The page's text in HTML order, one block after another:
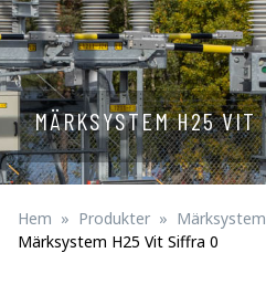
MÄRKSYSTEM H25 VIT
Hem Produkter Märksystem
Märksystem H25 Vit Siffra 0